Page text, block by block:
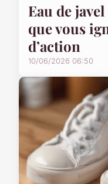
Eau de
que vous
d’action
10/06/2026 06:50